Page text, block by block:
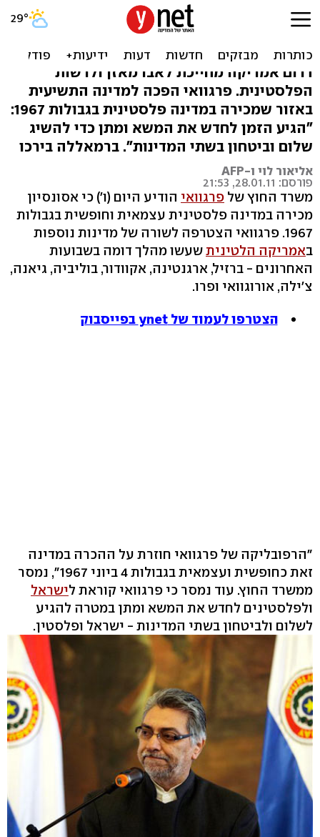
נמשך הסחף: גם פרגוואי
הכירה במדינה פלסטינית
דרום אמריקה מחייכת לאבו מאזן ולרשות
הפלסטינית. פרגוואי הפכה למדינה התשיעית
באזור שמכירה במדינה פלסטינית בגבולות 1967:
"הגיע הזמן לחדש את המשא ומתן כדי להשיג
שלום וביטחון בשתי המדינות". ברמאללה בירכו
אליאור לוי ו-AFP
פורסם: 28.01.11, 21:53
משרד החוץ של פרגוואי הודיע היום (ו') כי אסונסיון
מכירה במדינה פלסטינית עצמאית וחופשית בגבולות
1967. פרגוואי הצטרפה לשורה של מדינות נוספות
באמריקה הלטיניתשעשו מהלך דומה בשבועות
האחרונים - ברזיל, ארגנטינה, אקוודור, בוליביה, גיאנה,
צ'ילה, אורוגוואי ופרו.
הצטרפו לעמוד של ynet בפייסבוק
"הרפובליקה של פרגוואי חוזרת על ההכרה במדינה
זאת כחופשית ועצמאית בגבולות 4 ביוני 1967", נמסר
ממשרד החוץ. עוד נמסר כי פרגוואי קוראת לישראל
ולפלסטינים לחדש את המשא ומתן במטרה להגיע
לשלום ולביטחון בשתי המדינות - ישראל ופלסטין.